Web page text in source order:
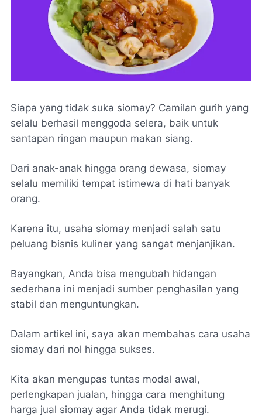
Siapa yang tidak suka siomay? Camilan gurih yang
selalu berhasil menggoda selera, baik untuk
santapan ringan maupun makan siang.
Dari anak-anak hingga orang dewasa, siomay
selalu memiliki tempat istimewa di hati banyak
orang.
Karena itu, usaha siomay menjadi salah satu
peluang bisnis kuliner yang sangat menjanjikan.
Bayangkan, Anda bisa mengubah hidangan
sederhana ini menjadi sumber penghasilan yang
stabil dan menguntungkan.
Dalam artikel ini, saya akan membahas cara usaha
siomay dari nol hingga sukses.
Kita akan mengupas tuntas modal awal,
perlengkapan jualan, hingga cara menghitung
harga jual siomay agar Anda tidak merugi.